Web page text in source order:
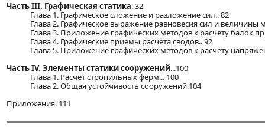
Часть III. Графическая статика. 32
Глава 1. Графическое сложение и разложение сил.. 82
Глава 2. Графическое выражение равновесия сил и величины
Глава 3. Приложение графических методов к расчету балок
Глава 4. Графические приемы расчета сводов.. 92
Глава 5. Приложение графических методов к расчету
Часть IV. Элементы статики сооружений...100
Глава 1. Расчет стропильных ферм... 100
Глава 2. Общая устойчивость сооружений.104
Приложения. 111